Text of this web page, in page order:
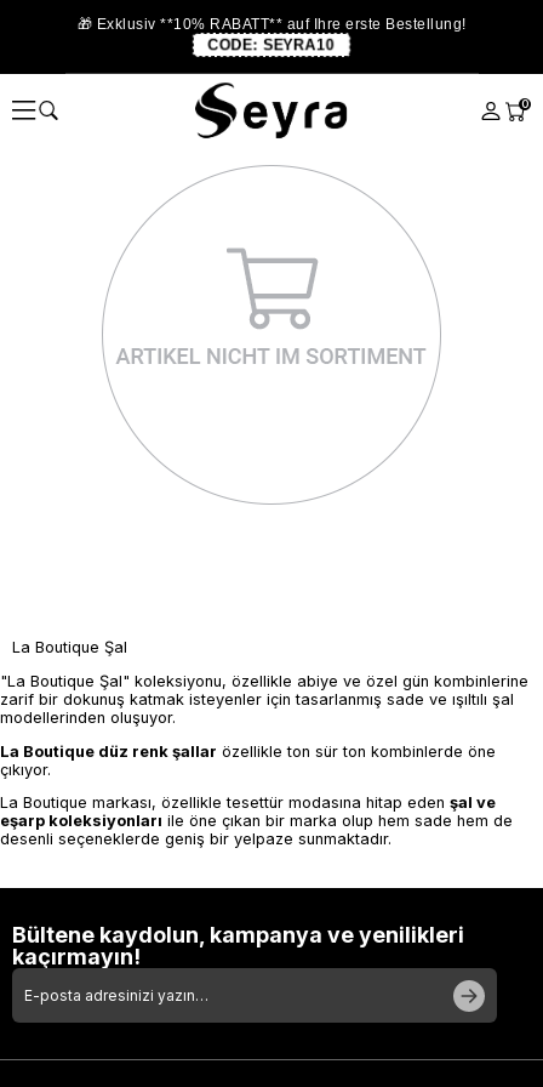
🎁 Exklusiv **10% RABATT** auf Ihre erste Bestellung!
CODE: SEYRA10
0
La Boutique Şal
"La Boutique Şal" koleksiyonu, özellikle abiye ve özel gün kombinlerine
zarif bir dokunuş katmak isteyenler için tasarlanmış sade ve ışıltılı şal
modellerinden oluşuyor.
La Boutique düz renk şallar özellikle ton sür ton kombinlerde öne
çıkıyor.
La Boutique markası, özellikle tesettür modasına hitap eden şal ve
eşarp koleksiyonları ile öne çıkan bir marka olup hem sade hem de
desenli seçeneklerde geniş bir yelpaze sunmaktadır.
Bültene kaydolun, kampanya ve yenilikleri
kaçırmayın!